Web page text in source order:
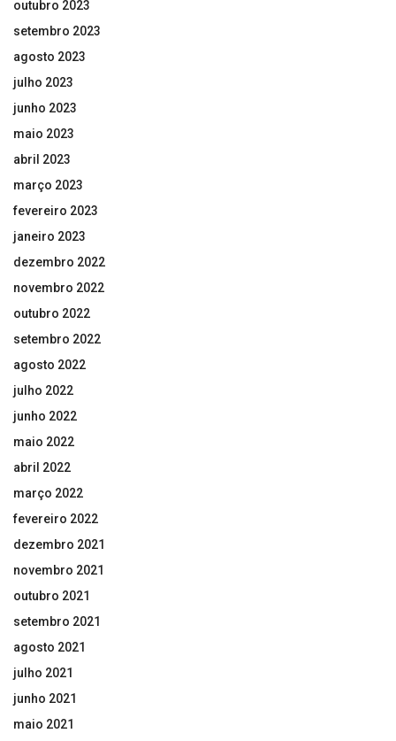
outubro 2023
setembro 2023
agosto 2023
julho 2023
junho 2023
maio 2023
abril 2023
março 2023
fevereiro 2023
janeiro 2023
dezembro 2022
novembro 2022
outubro 2022
setembro 2022
agosto 2022
julho 2022
junho 2022
maio 2022
abril 2022
março 2022
fevereiro 2022
dezembro 2021
novembro 2021
outubro 2021
setembro 2021
agosto 2021
julho 2021
junho 2021
maio 2021